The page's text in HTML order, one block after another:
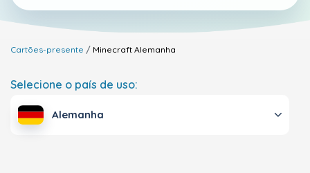
Cartões-presente MinecraftAlemanha
Selecione o país de uso:
Alemanha